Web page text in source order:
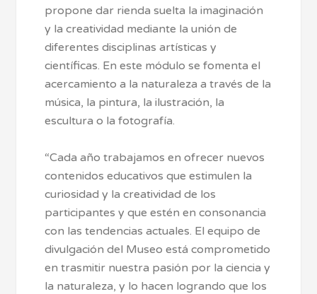
propone dar rienda suelta la imaginación
y la creatividad mediante la unión de
diferentes disciplinas artísticas y
científicas. En este módulo se fomenta el
acercamiento a la naturaleza a través de la
música, la pintura, la ilustración, la
escultura o la fotografía.
“Cada año trabajamos en ofrecer nuevos
contenidos educativos que estimulen la
curiosidad y la creatividad de los
participantes y que estén en consonancia
con las tendencias actuales. El equipo de
divulgación del Museo está comprometido
en trasmitir nuestra pasión por la ciencia y
la naturaleza, y lo hacen logrando que los